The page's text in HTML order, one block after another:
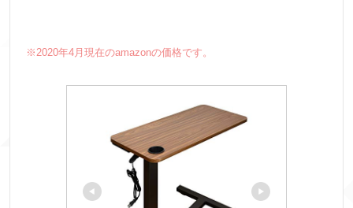
※2020年4月現在のamazonの価格です。